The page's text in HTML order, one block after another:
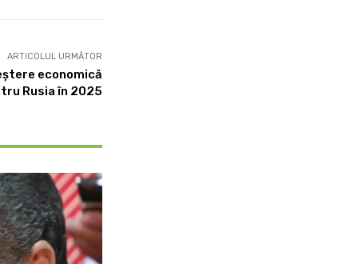
ARTICOLUL URMĂTOR
economică
Rusia în 2025